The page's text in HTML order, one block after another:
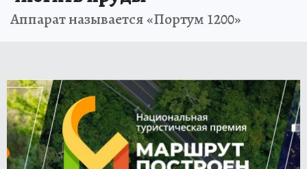
Аппарат называется «Портум 1200»